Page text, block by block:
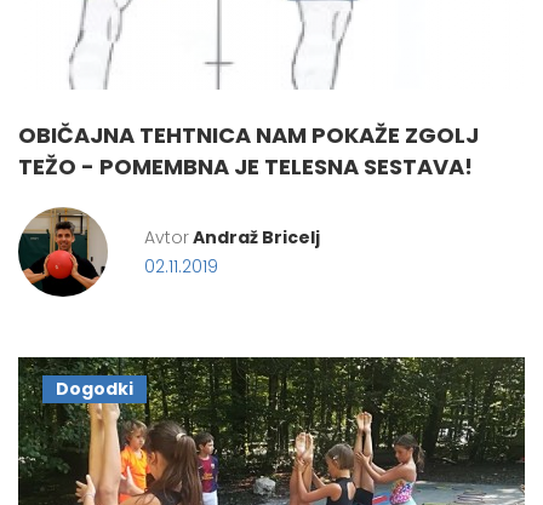
OBIČAJNA TEHTNICA NAM POKAŽE ZGOLJ
TEŽO - POMEMBNA JE TELESNA SESTAVA!
AvtorAndraž Bricelj
02.11.2019
Dogodki